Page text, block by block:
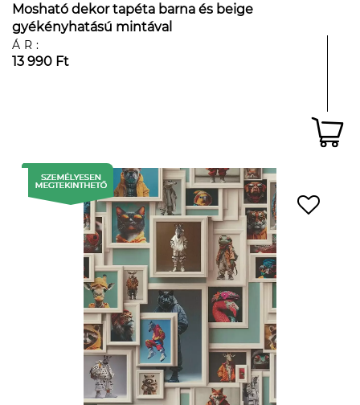
Mosható dekor tapéta barna és beige
gyékényhatású mintával
ÁR:
13 990 Ft